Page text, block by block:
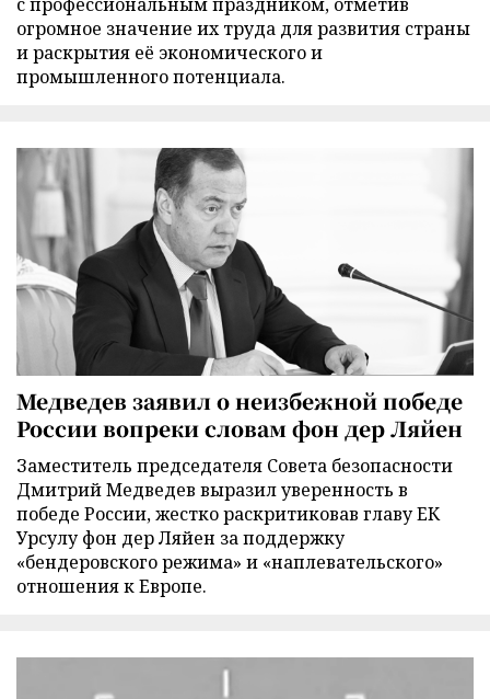
огромное значение их труда для развития страны
и раскрытия её экономического и
промышленного потенциала.
Медведев заявил о неизбежной победе
России вопреки словам фон дер Ляйен
Заместитель председателя Совета безопасности
Дмитрий Медведев выразил уверенность в
победе России, жестко раскритиковав главу ЕК
Урсулу фон дер Ляйен за поддержку
«бендеровского режима» и «наплевательского»
отношения к Европе.